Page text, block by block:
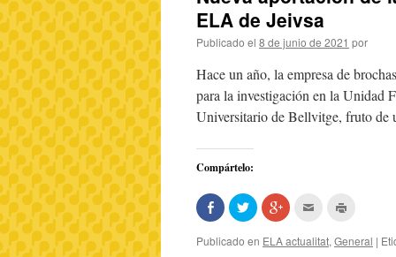
ventana
nueva)
ventana
nueva)
(Se
abre
en
una
ventana
ELA de Jeivsa
Publicado el 8 de junio de 2021 por
Hace un año, la empresa de
para la investigación en la Unidad
Universitario de Bellvitge, fruto de
Compártelo:
Comparte
en
Facebook
(Se
abre
Haz
clic
para
compartir
en
Haz
clic
compartir
en
enviar
por
imprimir
(Se
Publicado en ELA actualitat, General |